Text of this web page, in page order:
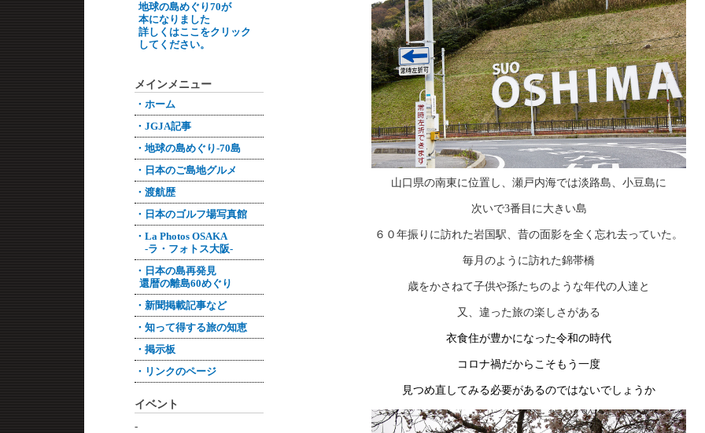
山口県の南東に位置し、瀬戸内海では淡路島、小豆島に
次いで3番目に大きい島
６０年振りに訪れた岩国駅、昔の面影を全く忘れ去っていた。
毎月のように訪れた錦帯橋
歳をかさねて子供や孫たちのような年代の人達と
又、違った旅の楽しさがある
衣食住が豊かになった令和の時代
コロナ禍だからこそもう一度
見つめ直してみる必要があるのではないでしょうか
地球の島めぐり70が
本になりました
詳しくはここをクリック
してください。
メインメニュー
・ホーム
・JGJA記事
・地球の島めぐり-70島
・日本のご島地グルメ
・渡航歴
・日本のゴルフ場写真館
・La Photos OSAKA
-ラ・フォトス大阪-
・日本の島再発見
還暦の離島60めぐり
・新聞掲載記事など
・知って得する旅の知恵
・掲示板
・リンクのページ
イベント
-